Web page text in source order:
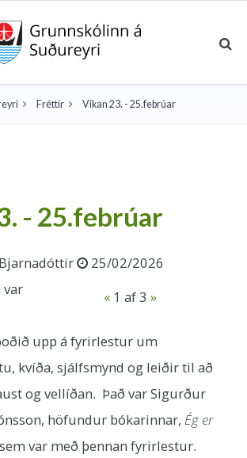
Fréttir Vikan 23. - 25.febrúar
- 25.febrúar
25/02/2026
« 1 af 3 »
upp á fyrirlestur um
kvíða, sjálfsmynd og leiðir til að
og vellíðan. Það var Sigurður
höfundur bókarinnar, Ég er
sem var með þennan fyrirlestur.